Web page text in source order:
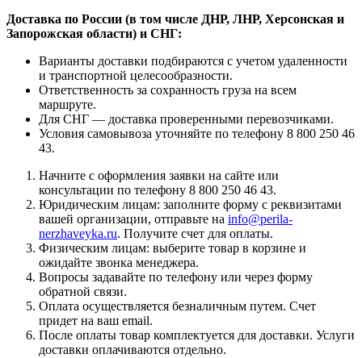
Доставка по России (в том числе ДНР, ЛНР, Херсонская и
Запорожская области) и СНГ:
Варианты доставки подбираются с учетом удаленности
и транспортной целесообразности.
Ответственность за сохранность груза на всем
маршруте.
Для СНГ — доставка проверенными перевозчиками.
Условия самовывоза уточняйте по телефону 8 800 250 46
43.
Начните с оформления заявки на сайте или
консультации по телефону 8 800 250 46 43.
Юридическим лицам: заполните форму с реквизитами
вашей организации, отправьте на info@perila-
nerzhaveyka.ru. Получите счет для оплаты.
Физическим лицам: выберите товар в корзине и
ожидайте звонка менеджера.
Вопросы задавайте по телефону или через форму
обратной связи.
Оплата осуществляется безналичным путем. Счет
придет на ваш email.
После оплаты товар комплектуется для доставки. Услуги
доставки оплачиваются отдельно.